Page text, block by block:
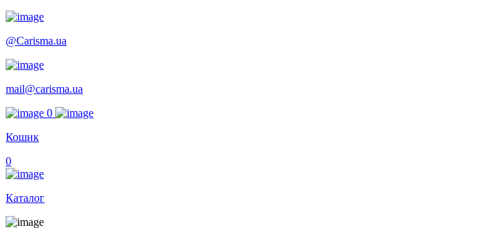
@Carisma.ua
mail@carisma.ua
0
Кошик
0
Каталог